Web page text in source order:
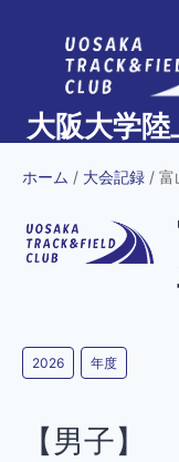
大阪大学
ホーム / 大会記録 / 富
2026 年度
【男子】